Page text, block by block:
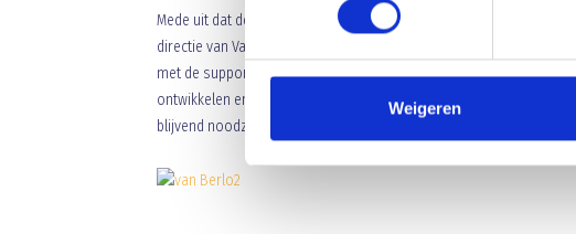
Weigeren
Mede uit dat deel komt ook de warme belangstelling om Veghels’
directie van Van Berlo bedrijfsvloeren, hebben de ondersteuning
met de support aan BlauwGeel’38, natuurlijk een breed en
ontwikkelen en optimaliseren steeds…..ook naar
blijvend noodzakelijk zijn. De steun van Van Berlo bedrijfsvloeren